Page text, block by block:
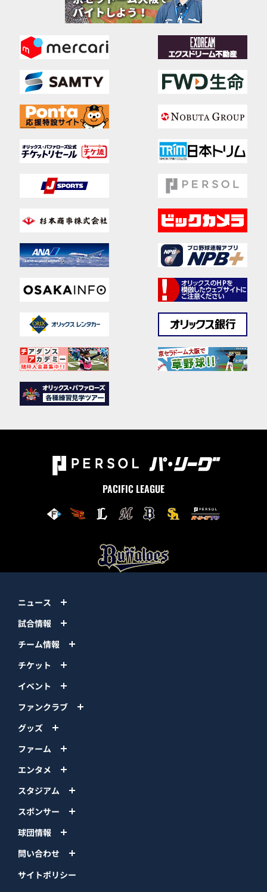
PACIFIC LEAGUE
ニュース
試合情報
チーム情報
チケット
イベント
ファンクラブ
グッズ
ファーム
エンタメ
スタジアム
スポンサー
球団情報
問い合わせ
サイトポリシー